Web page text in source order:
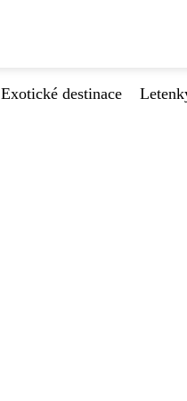
Exotické destinace